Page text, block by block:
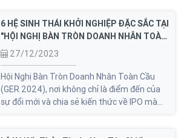
tuyệt vời mà sự kiện này mang lại.
6 HỆ SINH THÁI KHỞI NGHIỆP ĐẶC SẮC TẠI
"HỘI NGHỊ BÀN TRÒN DOANH NHÂN TOÀN
CẦU LẦN THỨ 11 - NHỮNG LÀN SÓNG IPO
KẾ TIẾP"
27/12/2023
Hội Nghị Bàn Tròn Doanh Nhân Toàn Cầu
(GER 2024), nơi không chỉ là điểm đến của
sự đổi mới và chia sẻ kiến thức về IPO mà